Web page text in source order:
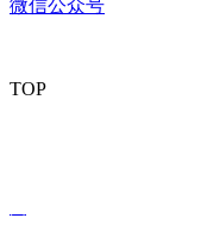
微信公众号
TOP